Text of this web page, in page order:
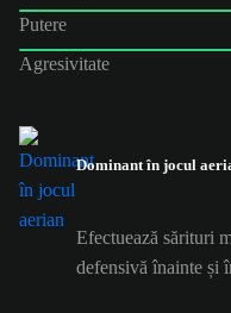
Putere
Agresivitate
Dominant în jocul
Efectuează sărituri
defensivă înainte și